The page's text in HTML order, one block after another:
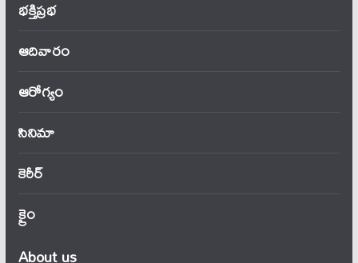
భక్తిప్రభ
ఆదివారం
ఆరోగ్యం
సినిమా
కెరీర్
క్రైం
About us